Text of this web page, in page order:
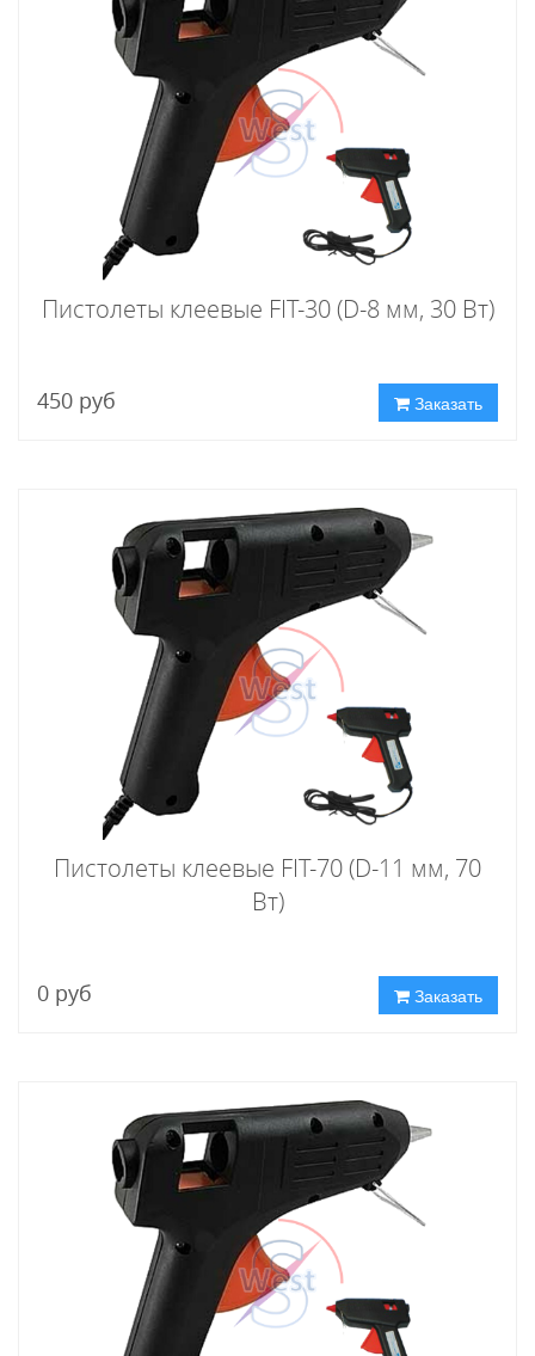
Пистолеты клеевые FIT-30 (D-8 мм, 30 Вт)
450 руб Заказать
Пистолеты клеевые FIT-70 (D-11 мм, 70
Вт)
0 руб Заказать